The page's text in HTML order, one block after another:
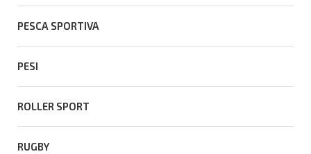
PESCA SPORTIVA
PESI
ROLLER SPORT
RUGBY